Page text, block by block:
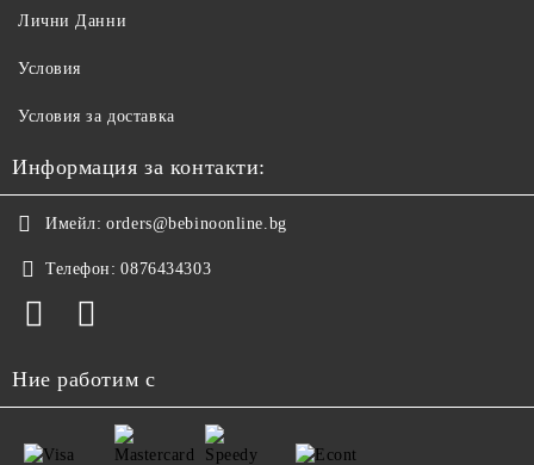
Лични Данни
Условия
Условия за доставка
Информация за контакти:
Имейл: orders@bebinoonline.bg
Телефон: 0876434303
Ние работим с